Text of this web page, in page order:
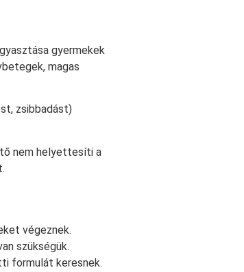
gyermekek
magas
zsibbadást)
nem helyettesíti a
végeznek.
szükségük.
formulát keresnek.